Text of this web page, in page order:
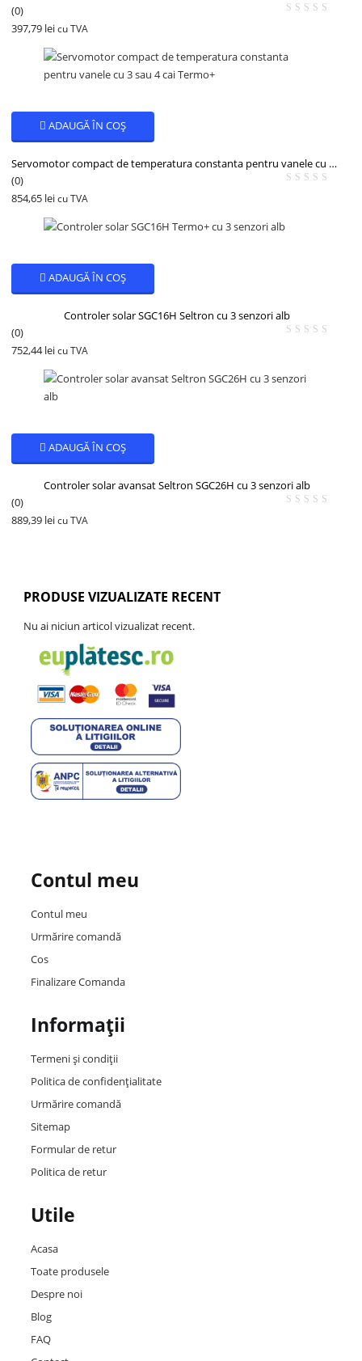
(0)
397,79 lei cu TVA
ADAUGĂ ÎN COȘ
Servomotor compact de temperatura constanta pentru vanele cu 3 sau 4 cai
(0)
854,65 lei cu TVA
ADAUGĂ ÎN COȘ
Controler solar SGC16H Seltron cu 3 senzori alb
(0)
752,44lei cu TVA
ADAUGĂ ÎN COȘ
Controler solar avansat Seltron SGC26H cu 3 senzori alb
(0)
889,39 lei cu TVA
PRODUSE VIZUALIZATE RECENT
Nu ai niciun articol vizualizat recent.
Contul meu
Contul meu
Urmărire comandă
Cos
Finalizare Comanda
Informații
Termeni și condiții
Politica de confidențialitate
Urmărire comandă
Sitemap
Formular de retur
Politica de retur
Utile
Acasa
Toate produsele
Despre noi
Blog
FAQ